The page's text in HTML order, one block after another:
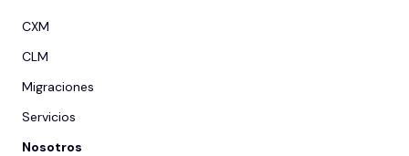
CXM
CLM
Migraciones
Servicios
Nosotros